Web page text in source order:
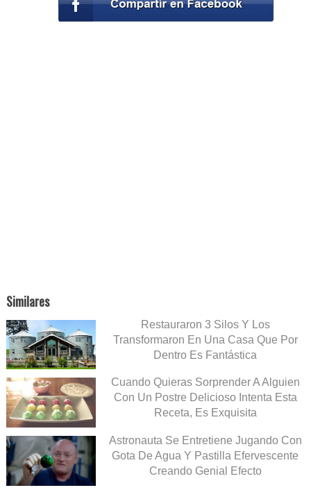
Similares
Restauraron 3 Silos Y Los
Transformaron En Una Casa Que Por
Dentro Es Fantástica
Cuando Quieras Sorprender A Alguien
Con Un Postre Delicioso Intenta Esta
Receta, Es Exquisita
Astronauta Se Entretiene Jugando Con
Gota De Agua Y Pastilla Efervescente
Creando Genial Efecto